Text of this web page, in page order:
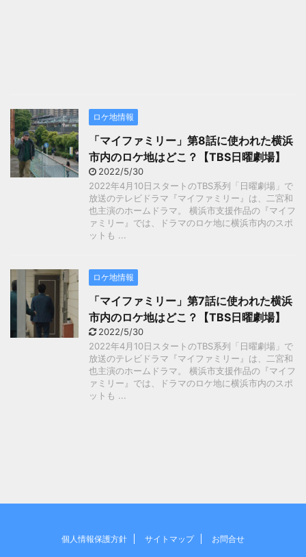
ロケ地情報
「マイファミリー」第8話に使われた横浜
市内のロケ地はどこ？【TBS日曜劇場】
2022/5/30
2022年4月10日スタートのTBS系列「日曜劇場」で
放送のテレビドラマ『マイファミリー』は、二宮和
也主演のホームドラマ。 横浜市支援作品の『マイフ
ァミリー』では、ドラマのロケ地に横浜市内のスポ
ットも ...
ロケ地情報
「マイファミリー」第7話に使われた横浜
市内のロケ地はどこ？【TBS日曜劇場】
2022/5/30
2022年4月10日スタートのTBS系列「日曜劇場」で
放送のテレビドラマ『マイファミリー』は、二宮和
也主演のホームドラマ。 横浜市支援作品の『マイフ
ァミリー』では、ドラマのロケ地に横浜市内のスポ
ットも ...
個人情報保護方針 サイトマップ お問合せ